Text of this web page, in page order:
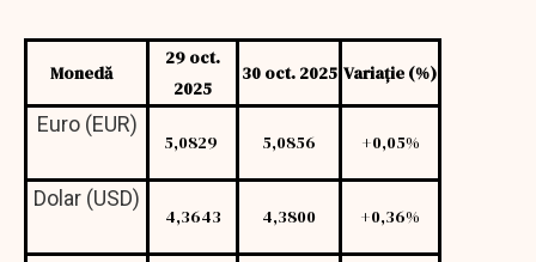
Monedă
29 oct.
2025
30 oct. 2025 Variație (%)
Euro (EUR)
5,0829 5,0856 +0,05%
Dolar (USD)
4,3643 4,3800 +0,36%